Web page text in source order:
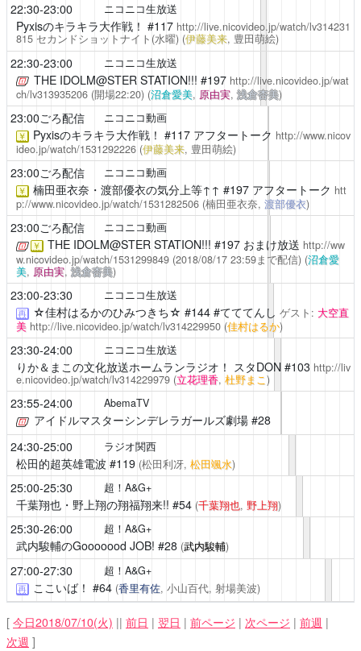
22:30-23:00 ニコニコ生放送
Pyxisのキラキラ大作戦！ #117 http://live.nicovideo.jp/watch/lv314231
815セカンドショットナイト(水曜) (伊藤美来, 豊田萌絵)
22:30-23:00 ニコニコ生放送
THE IDOLM@STER STATION!!! #197 http://live.nicovideo.jp/wat
ch/lv313935206(開場22:20) (沼倉愛美, 原由実,浅倉杏美)
23:00ごろ配信 ニコニコ動画
￥ Pyxisのキラキラ大作戦！ #117 アフタートーク http://www.nicov
ideo.jp/watch/1531292226 (伊藤美来, 豊田萌絵)
23:00ごろ配信 ニコニコ動画
￥ 楠田亜衣奈・渡部優衣の気分上等↑↑ #197 アフタートーク htt
p://www.nicovideo.jp/watch/1531282506 (楠田亜衣奈, 渡部優衣)
23:00ごろ配信 ニコニコ動画
￥ THE IDOLM@STER STATION!!! #197 おまけ放送 http://ww
w.nicovideo.jp/watch/1531299849(2018/08/17 23:59まで配信) (沼倉愛
美, 原由実,浅倉杏美)
23:00-23:30 ニコニコ生放送
再 ☆佳村はるかのひみつきち☆ #144 #てててんし ゲスト: 大空直
美 http://live.nicovideo.jp/watch/lv314229950 (佳村はるか)
23:30-24:00 ニコニコ生放送
りか＆まこの文化放送ホームランラジオ！ スタDON#103 http://liv
e.nicovideo.jp/watch/lv314229979 (立花理香, 杜野まこ)
23:55-24:00 AbemaTV
アイドルマスターシンデレラガールズ劇場#28
24:30-25:00
ラジオ関西
松田的超英雄電波 #119 (松田利冴, 松田颯水)
25:00-25:30 超！A&G+
千葉翔也・野上翔の翔福翔来!! #54 (千葉翔也, 野上翔)
25:30-26:00 超！A&G+
武内駿輔のGooooood JOB! #28 (武内駿輔)
27:00-27:30 超！A&G+
再 ここいば！ #64 (香里有佐, 小山百代, 射場美波)
[ 今日2018/07/10(火) || 前日 | 翌日 | 前ページ | 次ページ | 前週 |
次週 ]